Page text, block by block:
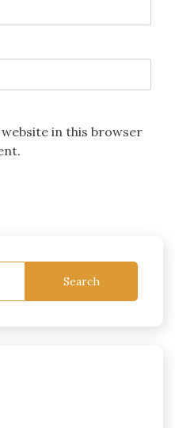
website in this browser
Search